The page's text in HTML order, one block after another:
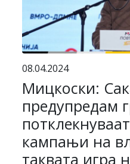
08.04.2024
Мицкоски:
предупредам
кампањи на
таквата игра